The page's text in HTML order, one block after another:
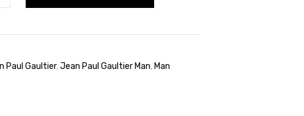
Paul Gaultier,Jean Paul Gaultier Man, Man